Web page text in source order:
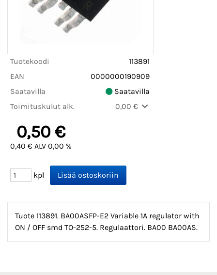
Tuotekoodi
113891
EAN
0000000190909
Saatavilla
Saatavilla
Toimituskulut alk.
0,00 €
0,50 €
0,40 € ALV 0,00 %
kpl
Tuote 113891. BA00ASFP-E2 Variable 1A regulator with
ON / OFF smd TO-252-5. Regulaattori. BA00 BA00AS.